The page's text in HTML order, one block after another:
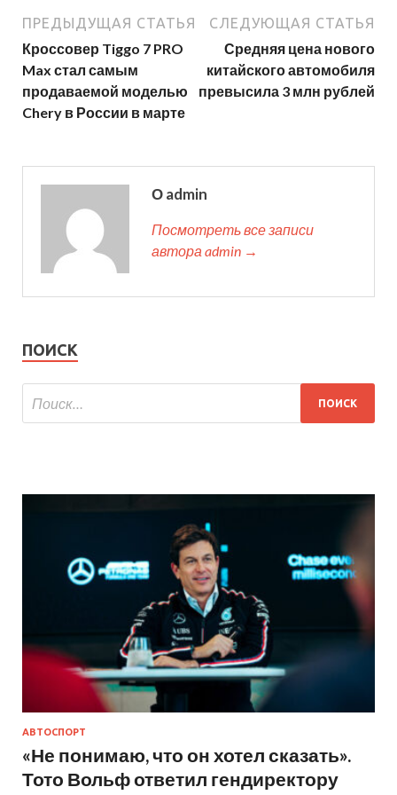
ПРЕДЫДУЩАЯ СТАТЬЯ
Кроссовер Tiggo 7 PRO
Max стал самым
продаваемой моделью
Chery в России в марте
СЛЕДУЮЩАЯ СТАТЬЯ
Средняя цена нового
китайского автомобиля
превысила 3 млн рублей
О admin
Посмотреть все записи
автора admin →
ПОИСК
АВТОСПОРТ
«Не понимаю, что он хотел сказать».
Тото Вольф ответил гендиректору